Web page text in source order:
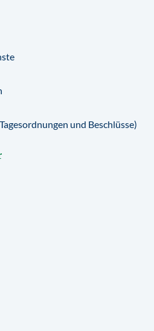
und Beschlüsse)